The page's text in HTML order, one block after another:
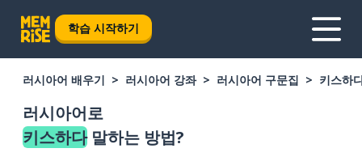
학습 시작하기
러시아어 배우기 러시아어 강좌 러시아어 구문집 키스하
러시아어로
키스하다말하는 방법?